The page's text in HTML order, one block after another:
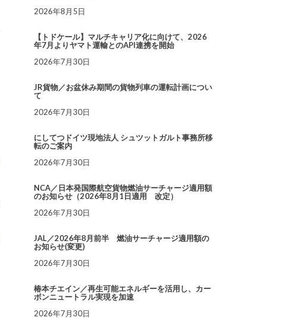
2026年8月5日
【トドケール】マルチキャリア化に向けて、2026
年7月よりヤマト運輸とのAPI連携を開始
2026年7月30日
JR貨物／お盆休み期間の貨物列車の運転計画につい
て
2026年7月30日
にしてつドイツ現地法人 シュツットガルト事務所移
転のご案内
2026年7月30日
NCA／日本発国際航空貨物燃油サーチャージ適用額
のお知らせ（2026年8月1日適用 改定）
2026年7月30日
JAL／2026年8月前半 燃油サーチャージ適用額の
お知らせ(変更)
2026年7月30日
椿本チエイン／再生可能エネルギーを活用し、カー
ボンニュートラル実現を加速
2026年7月30日